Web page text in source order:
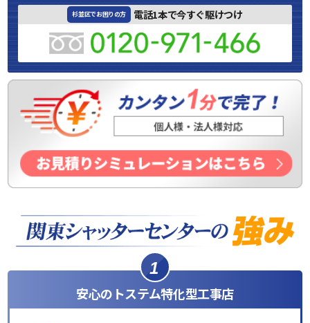
杉並区でお困りの方 電話1本で今すぐ駆けつけ
1
安心のトステム特化型工事店